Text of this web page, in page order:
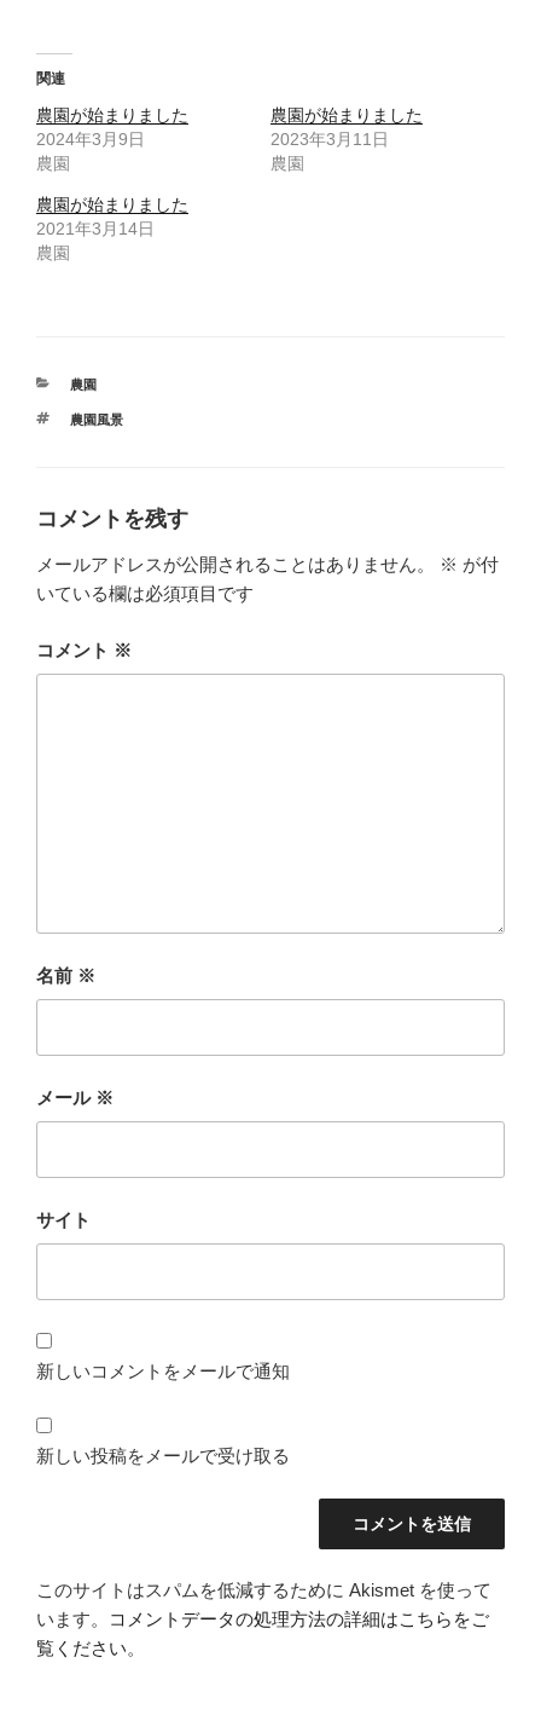
関連
農園が始まりました
2024年3月9日
農園
農園が始まりました
2023年3月11日
農園
農園が始まりました
2021年3月14日
農園
カ
ゴ
農園
タ
農園風景
コメントを残す
メールアドレスが公開されることはありません。 ※ が付
いている欄は必須項目です
コメント ※
名前 ※
メール ※
サイト
新しいコメントをメールで通知
新しい投稿をメールで受け取る
このサイトはスパムを低減するために Akismet を使って
います。
コメントデータの処理方法の詳細はこちらをご
覧ください。